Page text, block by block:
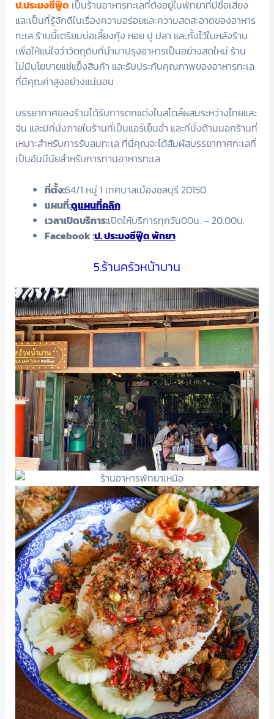
ป.ประมงซีฟู๊ด เป็นร้านอาหารทะเลที่ตั้งอยู่ในพัทยาที่มีชื่อเสียง
และเป็นที่รู้จักดีในเรื่องความอร่อยและความสดสะอาดของอาหาร
ทะเล ร้านนี้เตรียมบ่อเลี้ยงกุ้ง หอย ปู ปลา และกั้งไว้ในหลังร้าน
เพื่อให้แน่ใจว่าวัตถุดิบที่นำมาปรุงอาหารเป็นอย่างสดใหม่ ร้าน
ไม่มีนโยบายแช่แข็งสินค้า และรับประกันคุณภาพของอาหารทะเล
ที่มีคุณค่าสูงอย่างแน่นอน
บรรยากาศของร้านได้รับการตกแต่งในสไตล์ผสมระหว่างไทยและ
จีน และมีที่นั่งภายในร้านที่เป็นแอร์เย็นฉ่ำ และที่นั่งด้านนอกร้านที่
เหมาะสำหรับการรับลมทะเล ที่นี่คุณจะได้สัมผัสบรรยากาศทะเลที่
เป็นอันมีนัยสำหรับการทานอาหารทะเล
ที่ตั้ง:64/1 หมู่ 1 เทศบาลเมืองชลบุรี 20150
แผนที่:ดูแผนที่คลิก
เวลาเปิดบริการ:เปิดให้บริการทุกวัน00น. – 20.00น.
Facebook:ป. ประมงซีฟู๊ด พัทยา
5.ร้านครัวหน้าบาน